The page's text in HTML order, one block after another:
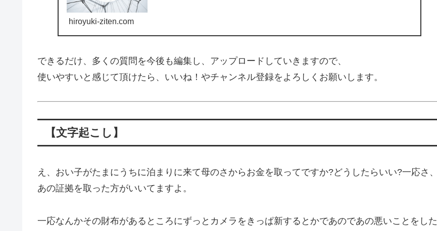
hiroyuki-ziten.com
できるだけ、多くの質問を今後も編集し、アップロードしていきますので、
使いやすいと感じて頂けたら、いいね！やチャンネル登録をよろしくお願いします。
【文字起こし】
え、おい子がたまにうちに泊まりに来て母のさからお金を取ってですか?どうしたらいい?一応さ、
あの証拠を取った方がいいてますよ。
一応なんかその財布があるところにずっとカメラをきっぱ新するとかであのであの悪いことをした